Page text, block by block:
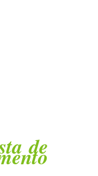
de